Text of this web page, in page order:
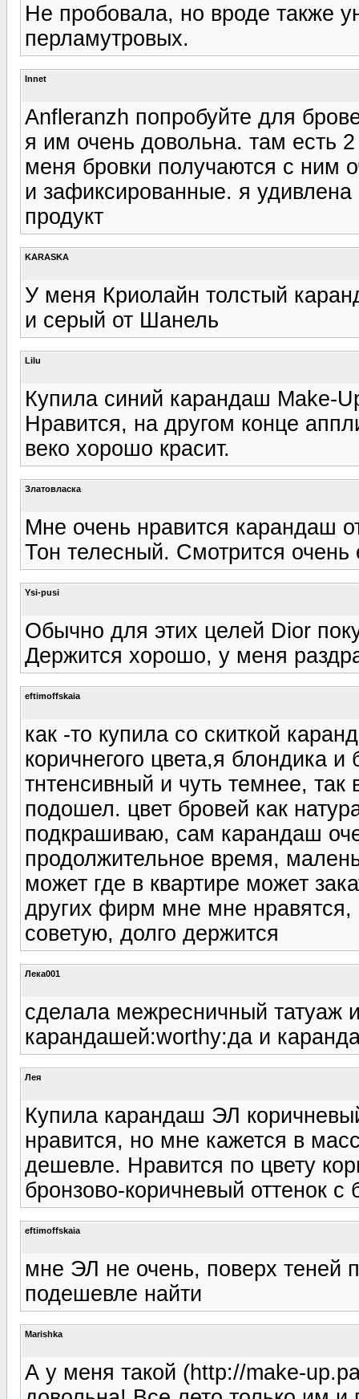
Не пробовала, но вроде также
перламутровых.
Innet
Anfleranzh попробуйте для
я им очень довольна. там есть
меня бровки получаются с ним
и зафиксированные. я
продукт
KARASKA
У меня Криолайн толстый
и серый от Шанель
Lilu
Купила синий карандаш Make-
Нравится, на другом конце
веко хорошо красит.
Златовласка
Мне очень нравится карандаш
Тон телесный. Смотрится очень
Ysi-pusi
Обычно для этих целей Dior
Держится хорошо, у меня
eftimoffskaia
как -то купила со скиткой
коричнегого цвета,я блондика
тнтенсивный и чуть темнее,
подошел. цвет бровей как
подкрашиваю, сам карандаш
продолжительное время,
может где в квартире может
других фирм мне мне нравятся,
советую, долго держится
Лека001
сделала межресничный татуаж
карандашей:worthy:да и
Лея
Купила карандаш ЭЛ
нравится, но мне кажется в
дешевле. Нравится по цвету
бронзово-коричневый оттенок
eftimoffskaia
мне ЭЛ не очень, поверх теней
подешевле найти
Marishka
А у меня такой (http://make-